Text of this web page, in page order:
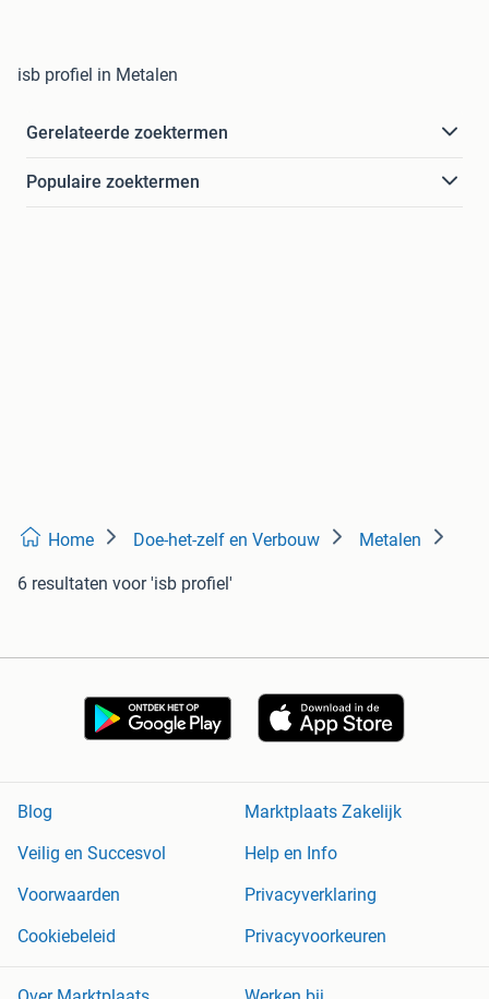
isb profiel in Metalen
Gerelateerde zoektermen
Populaire zoektermen
Home Doe-het-zelf en Verbouw Metalen
6 resultaten voor 'isb profiel'
Blog
Marktplaats Zakelijk
Veilig en Succesvol
Help en Info
Voorwaarden
Privacyverklaring
Cookiebeleid
Privacyvoorkeuren